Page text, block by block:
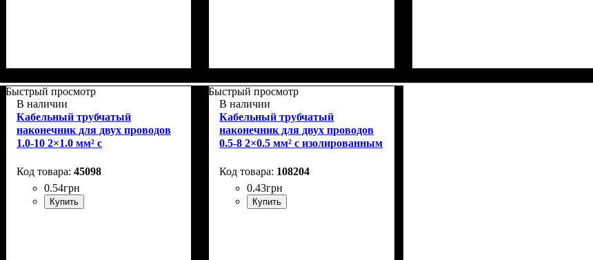
Быстрый просмотр
В наличии
Кабельный трубчатый
наконечник для двух проводов
1.0-10 2×1.0 мм² с
45098
0.54грн
Купить
Быстрый просмотр
В наличии
Кабельный трубчатый
наконечник для двух проводов
0.5-8 2×0.5 мм² с изолированным
108204
0.43грн
Купить